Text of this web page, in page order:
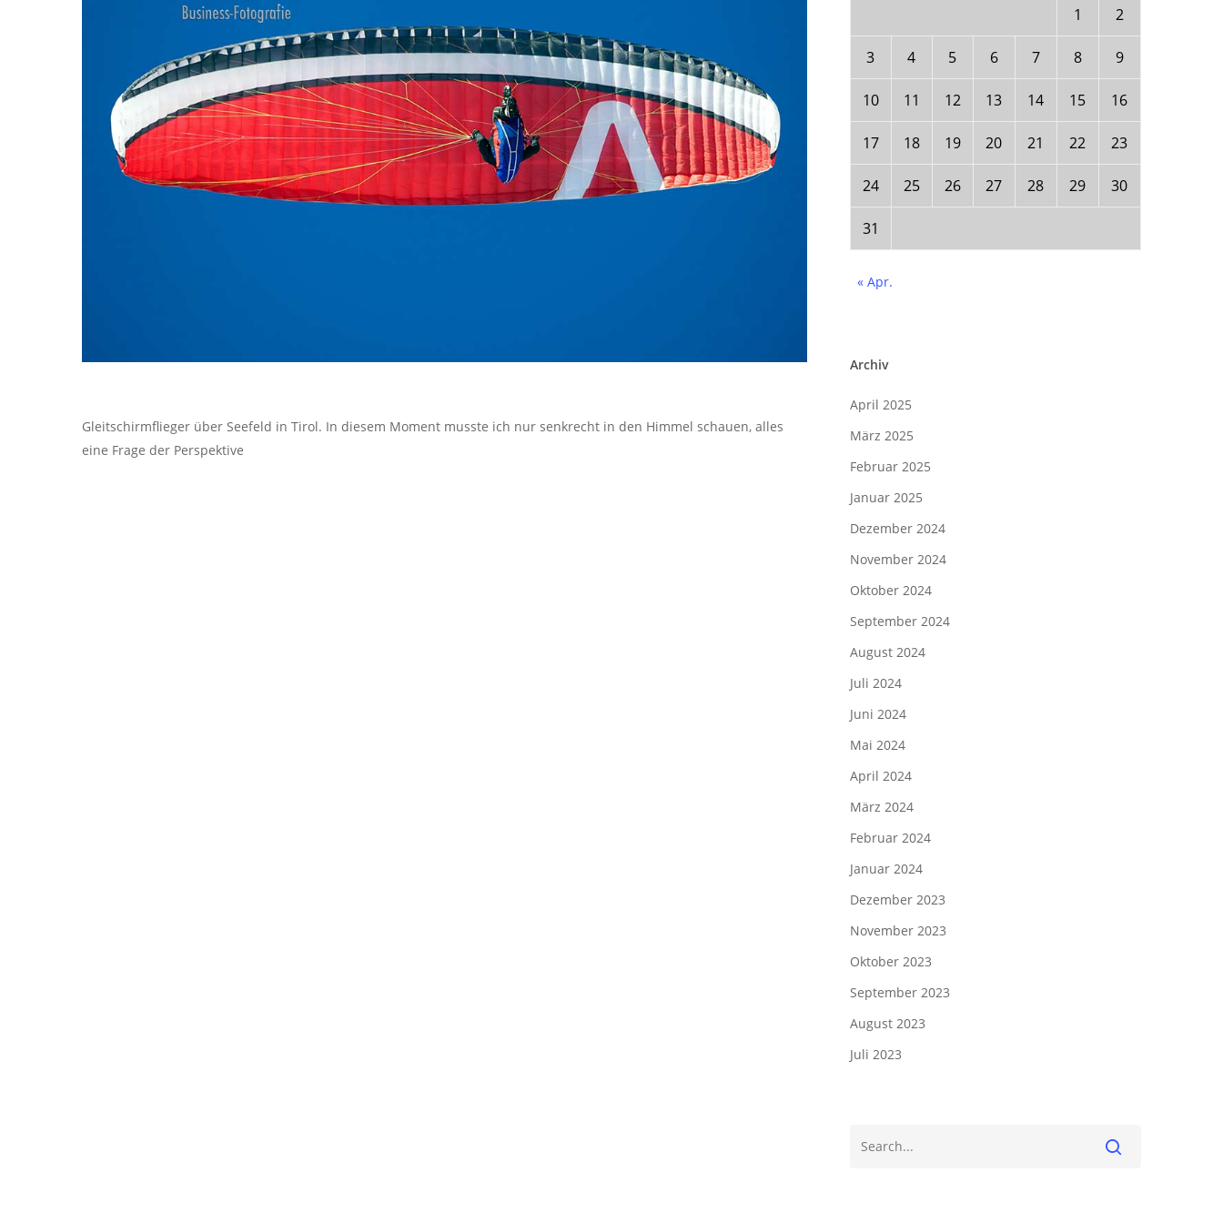
Gleitschirmflieger über Seefeld in Tirol. In diesem Moment musste ich nur senkrecht in den Himmel schauen, alles
eine Frage der Perspektive
1 2
3 4 5 6 7 8 9
10 11 12 13 14 15 16
17 18 19 20 21 22 23
24 25 26 27 28 29 30
31
« Apr.
Archiv
April 2025
März 2025
Februar 2025
Januar 2025
Dezember 2024
November 2024
Oktober 2024
September 2024
August 2024
Juli 2024
Juni 2024
Mai 2024
April 2024
März 2024
Februar 2024
Januar 2024
Dezember 2023
November 2023
Oktober 2023
September 2023
August 2023
Juli 2023